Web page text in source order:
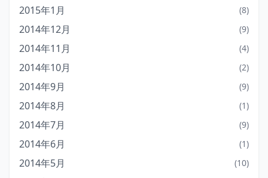
2015年1月 (8)
2014年12月 (9)
2014年11月 (4)
2014年10月 (2)
2014年9月 (9)
2014年8月 (1)
2014年7月 (9)
2014年6月 (1)
2014年5月 (10)